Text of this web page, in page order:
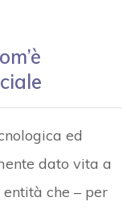
ed
dato vita a
che – per